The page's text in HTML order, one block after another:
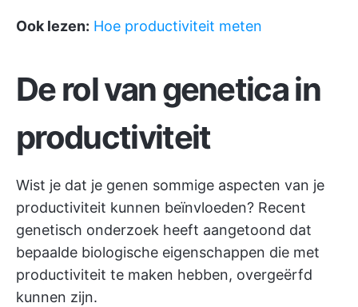
Ook lezen: Hoe productiviteit meten
De rol van genetica in
productiviteit
Wist je dat je genen sommige aspecten van je
productiviteit kunnen beïnvloeden? Recent
genetisch onderzoek heeft aangetoond dat
bepaalde biologische eigenschappen die met
productiviteit te maken hebben, overgeërfd
kunnen zijn.